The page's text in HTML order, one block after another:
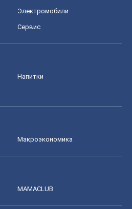
Электромобили
Сервис
Напитки
Mакроэкономика
MAMACLUB